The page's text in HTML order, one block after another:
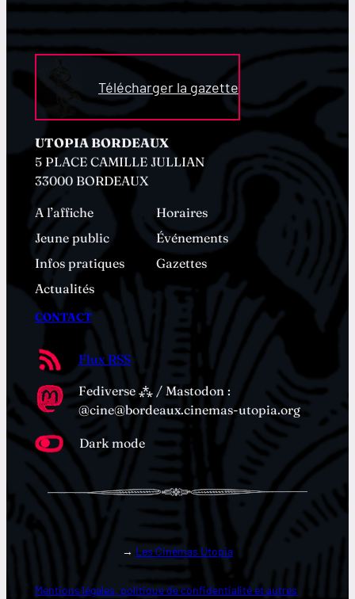
Télécharger la gazette
UTOPIA BORDEAUX
5 PLACE CAMILLE JULLIAN
33000 BORDEAUX
A l’affiche
Horaires
Jeune public
Événements
Infos pratiques
Gazettes
Actualités
CONTACT
Flux RSS
Fediverse ⁂ / Mastodon :
@cine@bordeaux.cinemas-utopia.org
Dark mode
→ Les Cinémas Utopia
Mentions légales, politique de confidentialité et autres